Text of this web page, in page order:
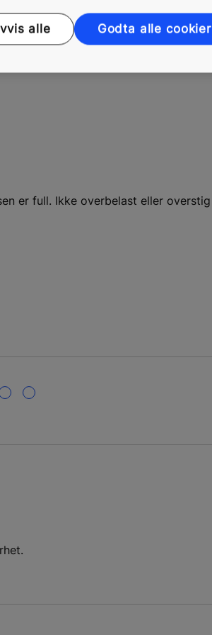
er full. Ikke overbelast eller overstig
alle Godta alle cookier